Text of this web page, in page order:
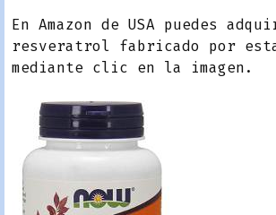
En Amazon de USA puedes
resveratrol fabricado por esta
mediante clic en la imagen.